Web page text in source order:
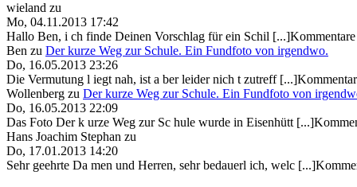
wieland zu
Mo, 04.11.2013 17:42
Hallo Ben, i ch finde Deinen Vorschlag für ein Schil
Ben zu Der kurze Weg zur Schule. Ein Fundfoto von irgendwo.
Do, 16.05.2013 23:26
Die Vermutung l iegt nah, ist a ber leider nich t zutreff
Wollenberg zu Der kurze Weg zur Schule. Ein Fundfoto von
Do, 16.05.2013 22:09
Das Foto Der k urze Weg zur Sc hule wurde in Eisenhütt
Hans Joachim Stephan zu
Do, 17.01.2013 14:20
Sehr geehrte Da men und Herren, sehr bedauerl ich, welc